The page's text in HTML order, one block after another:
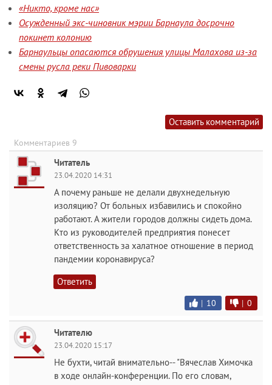
«Никто, кроме нас»
Осужденный экс-чиновник мэрии Барнаула досрочно
покинет колонию
Барнаульцы опасаются обрушения улицы Малахова из-за
смены русла реки Пивоварки
Оставить комментарий
Комментариев 9
Читатель
23.04.2020 14:31
А почему раньше не делали двухнедельную
изоляцию? От больных избавились и спокойно
работают. А жители городов должны сидеть дома.
Кто из руководителей предприятия понесет
ответственность за халатное отношение в период
пандемии коронавируса?
Ответить
| 10 | 0
Читателю
23.04.2020 15:17
Не бухти, читай внимательно-- "Вячеслав Химочка
в ходе онлайн-конференции. По его словам,